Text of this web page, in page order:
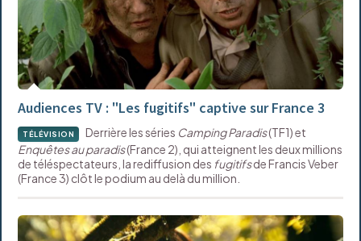
Audiences TV : "Les fugitifs" captive sur France 3
TÉLÉVISION Derrière les séries Camping Paradis(TF1) et
Enquêtes au paradis(France 2), qui atteignent les deux millions
de téléspectateurs, la rediffusion des fugitifsde Francis Veber
(France 3) clôt le podium au delà du million.